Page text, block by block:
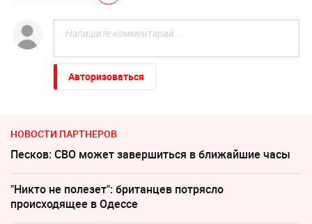
Авторизоваться
НОВОСТИ ПАРТНЕРОВ
Песков: СВО может завершиться в ближайшие часы
"Никто не полезет": британцев потрясло
происходящее в Одессе